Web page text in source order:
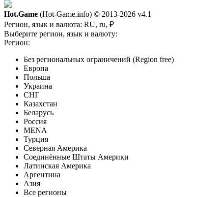
Hot.Game (Hot-Game.info) © 2013-2026 v4.1
Регион, язык и валюта: RU, ru, ₽
Выберите регион, язык и валюту:
Регион:
Без региональных ограничений (Region free)
Европа
Польша
Украина
СНГ
Казахстан
Беларусь
Россия
MENA
Турция
Северная Америка
Соединённые Штаты Америки
Латинская Америка
Аргентина
Азия
Все регионы